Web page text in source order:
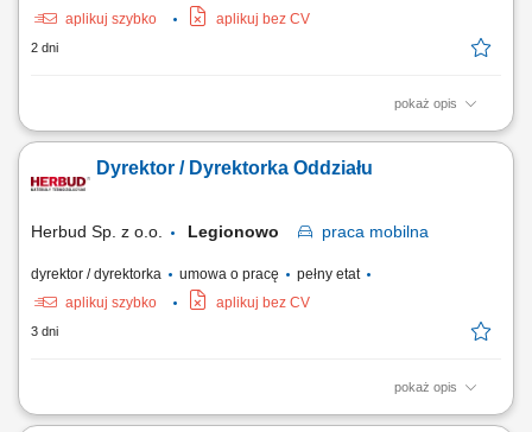
aplikuj szybko
aplikuj bez CV
2 dni
pokaż opis
Odpowiedzialność za realizację strategii sprzedażowej hotelu oraz
konferencji, eventów, gastronomii i usług dodatkowych; Aktywne
pozyskiwanie nowych klientów w segmentach corporate, MICE, leisure,
Dyrektor / Dyrektorka Oddziału
Herbud Sp. z o.o. Legionowo praca mobilna
dyrektor / dyrektorka umowa o pracę
pełny etat
aplikuj szybko
aplikuj bez CV
3 dni
pokaż opis
Opis stanowiska Kompleksowe zarządzanie codzienną pracą oraz